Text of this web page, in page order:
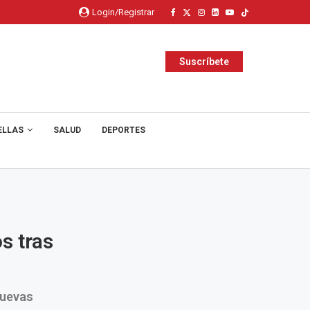
Login/Registrar
Suscríbete
SALUD DEPORTES
tras